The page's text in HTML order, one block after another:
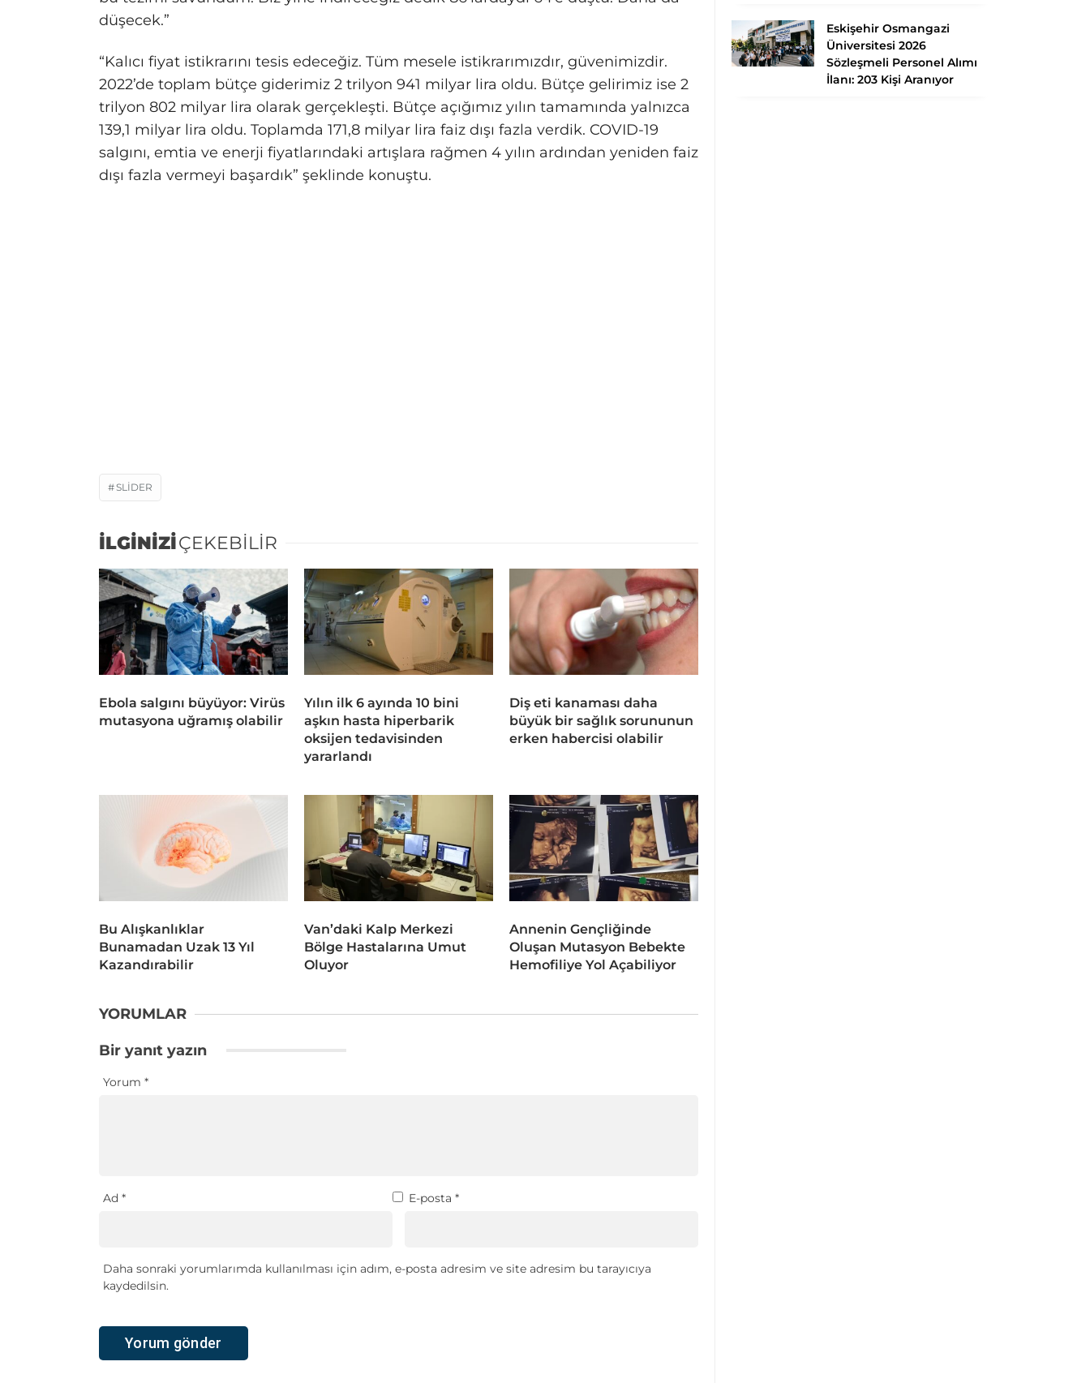
düşecek.”
“Kalıcı fiyat istikrarını tesis edeceğiz. Tüm mesele istikrarımızdır, güvenimizdir.
2022’de toplam bütçe giderimiz 2 trilyon 941 milyar lira oldu. Bütçe gelirimiz ise 2
trilyon 802 milyar lira olarak gerçekleşti. Bütçe açığımız yılın tamamında yalnızca
139,1 milyar lira oldu. Toplamda 171,8 milyar lira faiz dışı fazla verdik. COVID-19
salgını, emtia ve enerji fiyatlarındaki artışlara rağmen 4 yılın ardından yeniden faiz
dışı fazla vermeyi başardık” şeklinde konuştu.
SLIDER
İLGİNİZİÇEKEBİLİR
Ebola salgını büyüyor: Virüs
mutasyona uğramış olabilir
Yılın ilk 6 ayında 10 bini
aşkın hasta hiperbarik
oksijen tedavisinden
yararlandı
Diş eti kanaması daha
büyük bir sağlık sorununun
erken habercisi olabilir
Bu Alışkanlıklar
Bunamadan Uzak 13 Yıl
Kazandırabilir
Van’daki Kalp Merkezi
Bölge Hastalarına Umut
Oluyor
Annenin Gençliğinde
Oluşan Mutasyon Bebekte
Hemofiliye Yol Açabiliyor
YORUMLAR
Bir yanıt yazın
Yorum *
Ad * E-posta *
Daha sonraki yorumlarımda kullanılması için adım, e-posta adresim ve site adresim bu tarayıcıya
kaydedilsin.
Eskişehir Osmangazi
Üniversitesi 2026
Sözleşmeli Personel Alımı
İlanı: 203 Kişi Aranıyor